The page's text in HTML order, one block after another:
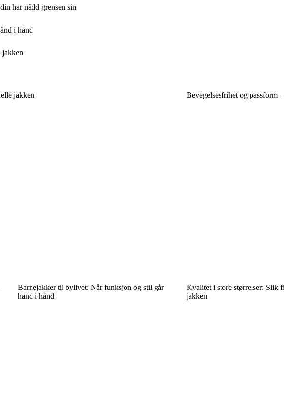
har nådd grensen sin
i hånd
jakken
jakken Bevegelsesfrihet og passform
Barnejakker til bylivet: Når funksjon og stil går
hånd i hånd
Kvalitet i store størrelser: Slik
jakken